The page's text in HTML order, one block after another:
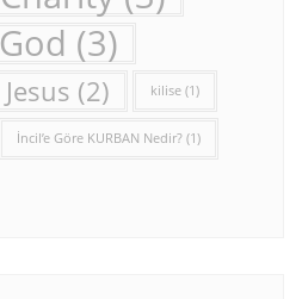
God (3)
Jesus (2) kilise (1)
İncil’e Göre KURBAN Nedir? (1)